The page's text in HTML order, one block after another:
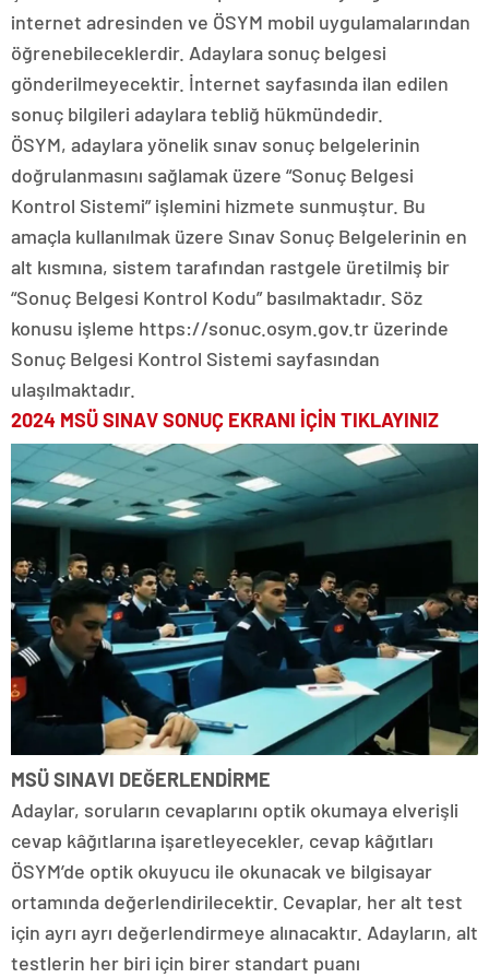
internet adresinden ve ÖSYM mobil uygulamalarından
öğrenebileceklerdir. Adaylara sonuç belgesi
gönderilmeyecektir. İnternet sayfasında ilan edilen
sonuç bilgileri adaylara tebliğ hükmündedir.
ÖSYM, adaylara yönelik sınav sonuç belgelerinin
doğrulanmasını sağlamak üzere “Sonuç Belgesi
Kontrol Sistemi” işlemini hizmete sunmuştur. Bu
amaçla kullanılmak üzere Sınav Sonuç Belgelerinin en
alt kısmına, sistem tarafından rastgele üretilmiş bir
“Sonuç Belgesi Kontrol Kodu” basılmaktadır. Söz
konusu işleme https://sonuc.osym.gov.tr üzerinde
Sonuç Belgesi Kontrol Sistemi sayfasından
ulaşılmaktadır.
2024 MSÜ SINAV SONUÇ EKRANI İÇİN TIKLAYINIZ
MSÜ SINAVI DEĞERLENDİRME
Adaylar, soruların cevaplarını optik okumaya elverişli
cevap kâğıtlarına işaretleyecekler, cevap kâğıtları
ÖSYM’de optik okuyucu ile okunacak ve bilgisayar
ortamında değerlendirilecektir. Cevaplar, her alt test
için ayrı ayrı değerlendirmeye alınacaktır. Adayların, alt
testlerin her biri için birer standart puanı